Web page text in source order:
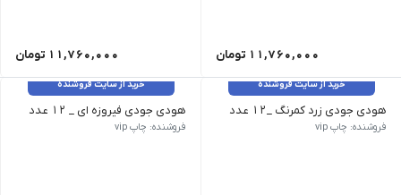
11,760,000 تومان 11,760,000 تومان
خرید از سایت فروشنده
هودی جودی زرد کمرنگ _12 عدد
تمامی کالاهای این فروشگاه اورجینال و برند بوده و با گارانتی
فروشنده: چاپ vip
خرید از سایت فروشنده
هودی جودی فیروزه ای _ 12 عدد
تمامی کالاهای این فروشگاه
فروشنده: چاپ vip